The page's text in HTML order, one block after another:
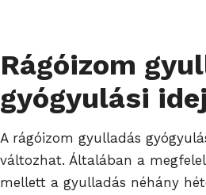
Rágóizom
gyógyulási
A rágóizom gyulladás
változhat. Általában a
mellett a gyulladás néhány